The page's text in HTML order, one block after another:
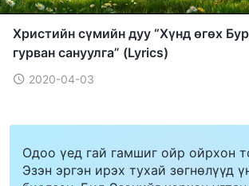
Христийн сүмийн дуу “Хүнд өгөх
гурван сануулга” (Lyrics)
2020-04-03
Одоо үед гай гамшиг ойр ойрхон
Эзэн эргэн ирэх тухай зөгнөлүүд